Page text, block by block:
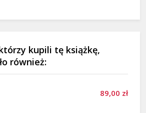
kupili tę książkę,
również:
89,00 zł